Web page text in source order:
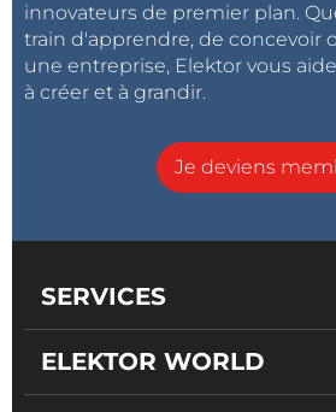
innovateurs de premier plan.
train d'apprendre, de concevoir
une entreprise, Elektor vous
à créer et à grandir.
Je deviens
SERVICES
ELEKTOR WORLD